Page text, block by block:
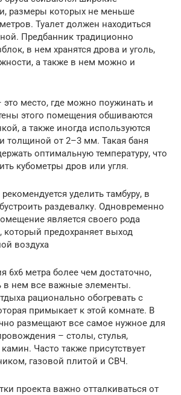
размеры которых не меньше
Туалет должен находиться
Предбанник традиционно
в нем хранятся дрова и уголь,
а также в нем можно и
место, где можно поужинать и
этого помещения обшиваются
а также иногда используются
толщиной от 2–3 мм. Такая баня
оптимальную температуру, что
кубометры дров или угля.
уделить тамбуру, в
раздевалку. Одновременно
является своего рода
который предохраняет выход
воздуха
6х6 метра более чем достаточно,
в нем все важные элементы.
рационально обогревать с
примыкает к этой комнате. В
размещают все самое нужное для
– столы, стулья,
Часто также присутствует
газовой плитой и СВЧ.
проекта важно отталкиваться от